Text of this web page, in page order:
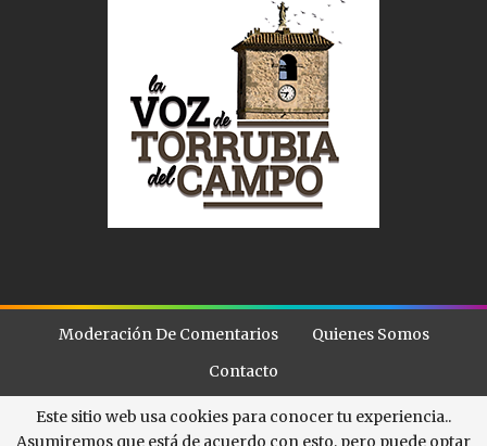
Moderación De Comentarios
Quienes Somos
Contacto
Este sitio web usa cookies para conocer tu experiencia..
Asumiremos que está de acuerdo con esto, pero puede optar